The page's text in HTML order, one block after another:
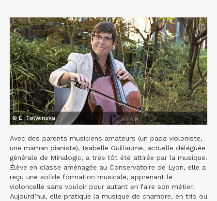
© E. Tolwinska
Avec des parents musiciens amateurs (un papa violoniste,
une maman pianiste), Isabelle Guillaume, actuelle déléguée
générale de Minalogic, a très tôt été attirée par la musique.
Élève en classe aménagée au Conservatoire de Lyon, elle a
reçu une solide formation musicale, apprenant le
violoncelle sans vouloir pour autant en faire son métier.
Aujourd’hui, elle pratique la musique de chambre, en trio ou